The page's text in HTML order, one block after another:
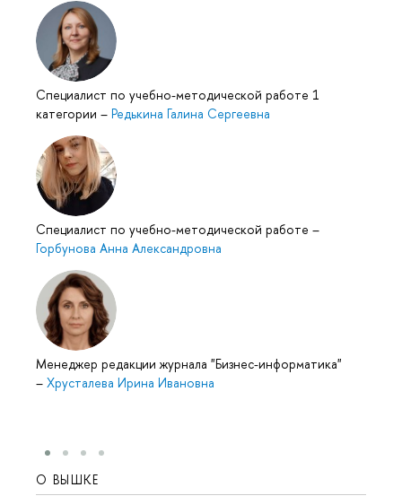
Специалист по учебно-методической работе 1
категории – Редькина Галина Сергеевна
Специалист по учебно-методической работе –
Горбунова Анна Александровна
Менеджер редакции журнала "Бизнес-информатика"
– Хрусталева Ирина Ивановна
О ВЫШКЕ